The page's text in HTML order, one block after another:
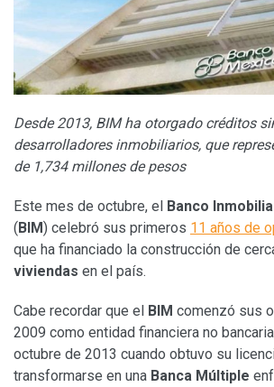
Desde 2013, BIM ha otorgado créditos
desarrolladores inmobiliarios, que
de 1,734 millones de pesos
Este mes de octubre, el Banco
(BIM) celebró sus primeros 11 años de
que ha financiado la construcción de
viviendas en el país.
Cabe recordar que el BIM comenzó sus
2009 como entidad financiera no
octubre de 2013 cuando obtuvo su
transformarse en una Banca Múltiple